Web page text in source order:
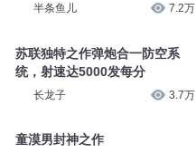
半条鱼儿 7.2万
苏联独特之作弹炮合一防空系
统，射速达5000发每分
长龙子 3.7万
童漠男封神之作